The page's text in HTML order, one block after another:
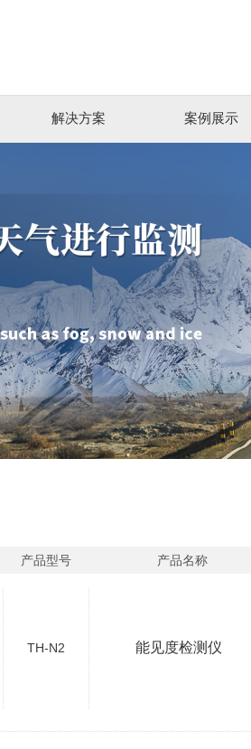
解决方案 案例展示
产品型号 产品名称
TH-N2 能见度检测仪